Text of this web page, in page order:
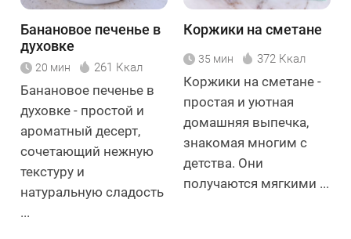
Банановое печенье в
духовке
20 мин 261 Ккал
Банановое печенье в
духовке - простой и
ароматный десерт,
сочетающий нежную
текстуру и
натуральную сладость
...
Коржики на сметане
35 мин 372 Ккал
Коржики на сметане -
простая и уютная
домашняя выпечка,
знакомая многим с
детства. Они
получаются мягкими ...